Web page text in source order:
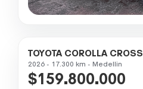
TOYOTA COROLLA CROSS
2026 - 17.300 km - Medellin
$159.800.000